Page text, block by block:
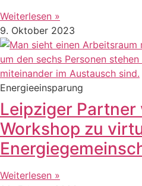
Weiterlesen »
9. Oktober 2023
Energieeinsparung
Leipziger
Workshop zu
Weiterlesen »